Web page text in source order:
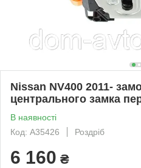
Nissan NV400 2011-
центрального замка
В наявності
Код: A35426
Роздріб
6 160 ₴